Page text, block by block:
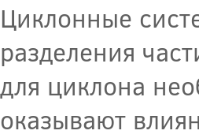
Циклонные
разделения
для циклона
оказывают